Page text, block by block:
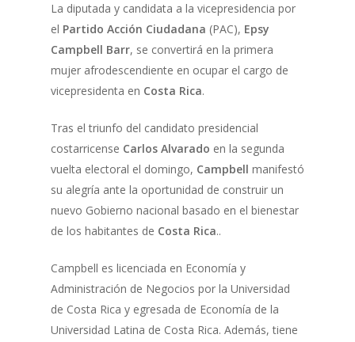
La diputada y candidata a la vicepresidencia por
el Partido Acción Ciudadana (PAC), Epsy
Campbell Barr, se convertirá en la primera
mujer afrodescendiente en ocupar el cargo de
vicepresidenta en Costa Rica.
Tras el triunfo del candidato presidencial
costarricense Carlos Alvarado en la segunda
vuelta electoral el domingo, Campbell manifestó
su alegría ante la oportunidad de construir un
nuevo Gobierno nacional basado en el bienestar
de los habitantes de Costa Rica..
Campbell es licenciada en Economía y
Administración de Negocios por la Universidad
de Costa Rica y egresada de Economía de la
Universidad Latina de Costa Rica. Además, tiene